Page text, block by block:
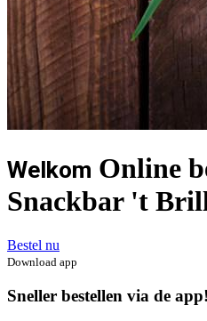
Welkom Online
Snackbar 't
Bestel nu
Download app
Sneller bestellen via de app!